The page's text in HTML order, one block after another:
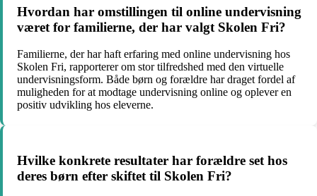
Hvordan har omstillingen til online undervisning
været for familierne, der har valgt Skolen Fri?
Familierne, der har haft erfaring med online undervisning hos
Skolen Fri, rapporterer om stor tilfredshed med den virtuelle
undervisningsform. Både børn og forældre har draget fordel af
muligheden for at modtage undervisning online og oplever en
positiv udvikling hos eleverne.
Hvilke konkrete resultater har forældre set hos
deres børn efter skiftet til Skolen Fri?